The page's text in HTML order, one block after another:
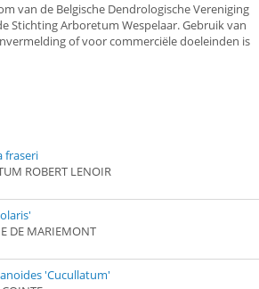
van de Belgische Dendrologische Vereniging
Stichting Arboretum Wespelaar. Gebruik van
of voor commerciële doeleinden is
fraseri
ROBERT LENOIR
DE MARIEMONT
'Cucullatum'